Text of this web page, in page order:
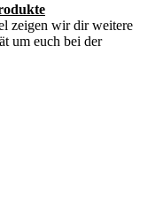
zeigen wir dir weitere
um euch bei der